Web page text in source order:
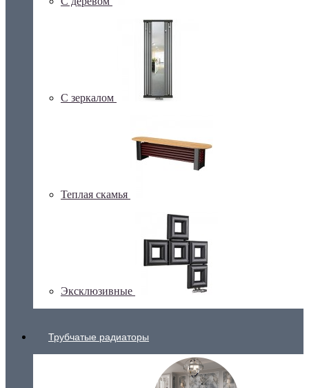
С зеркалом
Теплая скамья
Эксклюзивные
Трубчатые радиаторы